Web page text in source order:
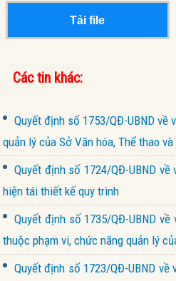
Tải file
Các tin khác:
Quyết định số 1753/QĐ-UBND
quản lý của Sở Văn hóa, Thể thao
Quyết định số 1724/QĐ-UBND
hiện tái thiết kế quy trình
Quyết định số 1735/QĐ-UBND
thuộc phạm vi, chức năng quản lý
Quyết định số 1723/QĐ-UBND